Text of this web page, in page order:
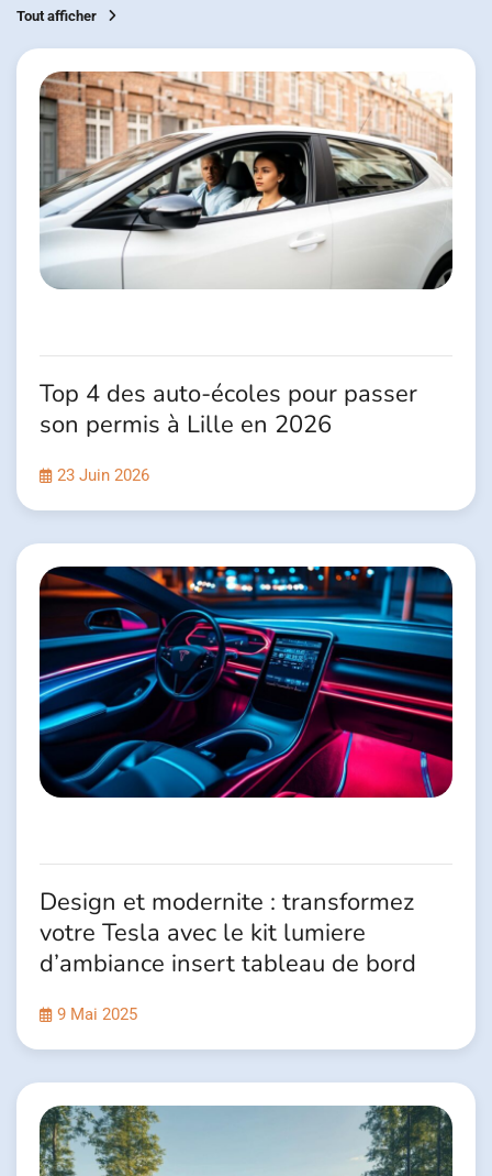
Tout afficher
Top 4 des auto-écoles pour passer
son permis à Lille en 2026
23 Juin 2026
Design et modernite : transformez
votre Tesla avec le kit lumiere
d’ambiance insert tableau de bord
9 Mai 2025